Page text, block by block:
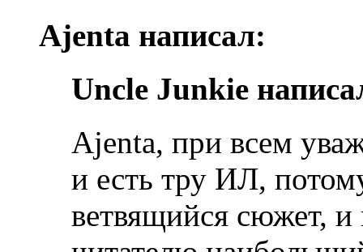
Ajenta написал:
Uncle Junkie
Ajenta, при всем
и есть тру ИЛ,
ветвящийся сюжет, и